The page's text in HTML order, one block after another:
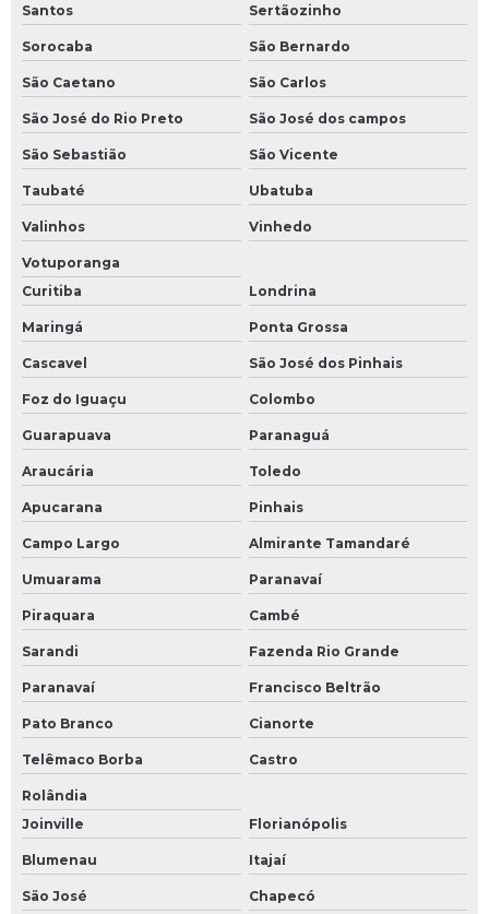
Santos Sertãozinho
Sorocaba São Bernardo
São Caetano São Carlos
São José do Rio Preto São José dos campos
São Sebastião São Vicente
Taubaté Ubatuba
Valinhos Vinhedo
Votuporanga
Curitiba
Londrina
Maringá Ponta Grossa
Cascavel São José dos Pinhais
Foz do Iguaçu Colombo
Guarapuava Paranaguá
Araucária Toledo
Apucarana Pinhais
Campo Largo Almirante Tamandaré
Umuarama Paranavaí
Piraquara Cambé
Sarandi Fazenda Rio Grande
Paranavaí Francisco Beltrão
Pato Branco Cianorte
Telêmaco Borba Castro
Rolândia
Joinville
Florianópolis
Blumenau Itajaí
São José Chapecó